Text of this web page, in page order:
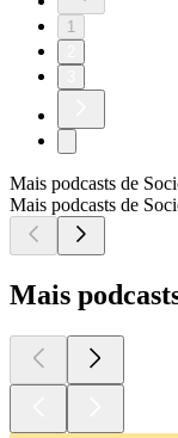
1
Mais podcasts de
Mais podcasts de
Mais